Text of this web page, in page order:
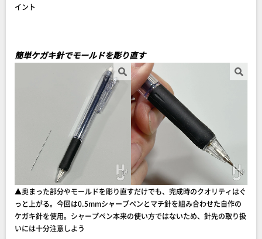
イント
簡単ケガキ針でモールドを彫り直す
▲奥まった部分やモールドを彫り直すだけでも、完成時のクオリティはぐ
っと上がる。今回は0.5mmシャープペンとマチ針を組み合わせた自作の
ケガキ針を使用。シャープペン本来の使い方ではないため、針先の取り扱
いには十分注意しよう